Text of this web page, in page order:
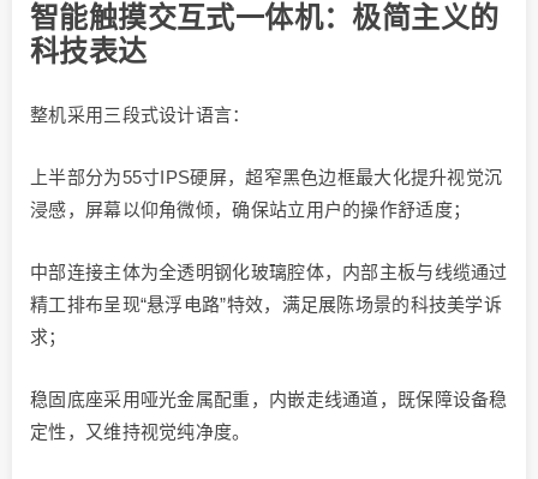
智能触摸交互式一体机：极简主义的
科技表达
整机采用三段式设计语言：
上半部分为55寸IPS硬屏，超窄黑色边框最大化提升视觉沉
浸感，屏幕以仰角微倾，确保站立用户的操作舒适度；
中部连接主体为全透明钢化玻璃腔体，内部主板与线缆通过
精工排布呈现“悬浮电路”特效，满足展陈场景的科技美学诉
求；
稳固底座采用哑光金属配重，内嵌走线通道，既保障设备稳
定性，又维持视觉纯净度。